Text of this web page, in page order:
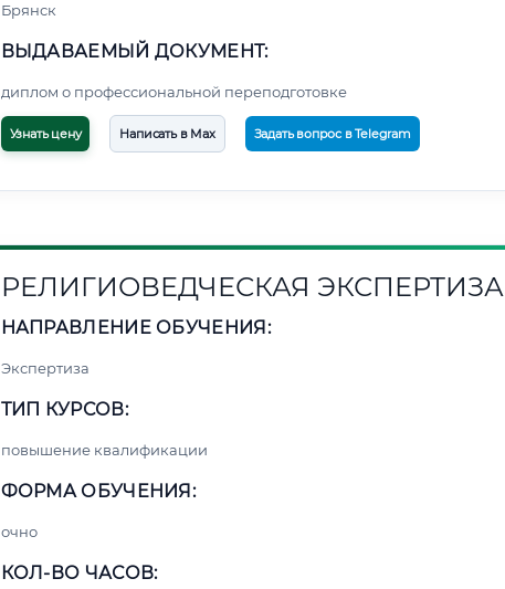
Брянск
ВЫДАВАЕМЫЙ ДОКУМЕНТ:
диплом о профессиональной переподготовке
Узнать цену Написать в Max Задать вопрос в Telegram
РЕЛИГИОВЕДЧЕСКАЯ ЭКСПЕРТИЗА
НАПРАВЛЕНИЕ ОБУЧЕНИЯ:
Экспертиза
ТИП КУРСОВ:
повышение квалификации
ФОРМА ОБУЧЕНИЯ:
очно
КОЛ-ВО ЧАСОВ: